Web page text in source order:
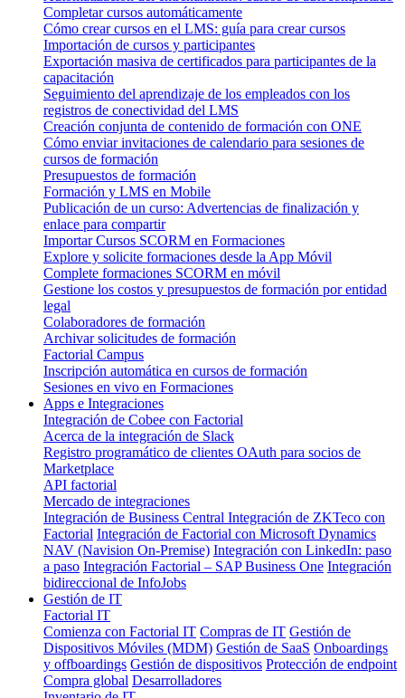
Completar cursos automáticamente
Cómo crear cursos en el LMS: guía para crear cursos
Importación de cursos y participantes
Exportación masiva de certificados para participantes de la
capacitación
Seguimiento del aprendizaje de los empleados con los
registros de conectividad del LMS
Creación conjunta de contenido de formación con ONE
Cómo enviar invitaciones de calendario para sesiones de
cursos de formación
Presupuestos de formación
Formación y LMS en Mobile
Publicación de un curso: Advertencias de finalización y
enlace para compartir
Importar Cursos SCORM en Formaciones
Explore y solicite formaciones desde la App Móvil
Complete formaciones SCORM en móvil
Gestione los costos y presupuestos de formación por entidad
legal
Colaboradores de formación
Archivar solicitudes de formación
Factorial Campus
Inscripción automática en cursos de formación
Sesiones en vivo en Formaciones
Apps e Integraciones
Integración de Cobee con Factorial
Acerca de la integración de Slack
Registro programático de clientes OAuth para socios de
Marketplace
API factorial
Mercado de integraciones
Integración de Business Central Integración de ZKTeco con
Factorial Integración de Factorial con Microsoft Dynamics
NAV (Navision On-Premise) Integración con LinkedIn: paso
a paso Integración Factorial – SAP Business One Integración
bidireccional de InfoJobs
Gestión de IT
Factorial IT
Comienza con Factorial IT Compras de IT Gestión de
Dispositivos Móviles (MDM) Gestión de SaaS Onboardings
y offboardings Gestión de dispositivos Protección de endpoint
Compra global Desarrolladores